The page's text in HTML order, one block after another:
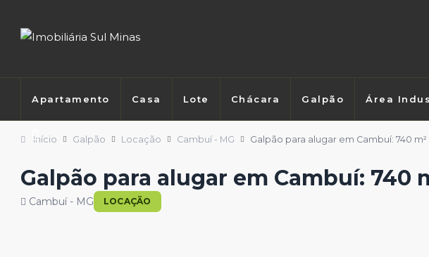
Apartamento Casa Lote Chácara Galpão Área
Início Galpão Locação Cambuí - MG Galpão para alugar em Cambuí: 740
Galpão para alugar em Cambuí: 740
Cambuí - MG LOCAÇÃO